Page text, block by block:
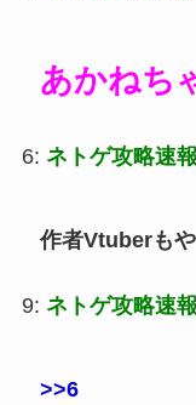
あかねち
6: ネトゲ攻略速報
作者Vtuberも
9: ネトゲ攻略速報
>>6